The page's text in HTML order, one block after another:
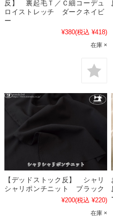
反】 裏起毛Ｔ／Ｃ細コーデュ
ロイストレッチ ダークネイビ
ー
¥380(税込 ¥418)
在庫 ×
【デッドストック反】 シャリ
シャリポンチニット ブラック
¥200(税込 ¥220)
在庫 ×